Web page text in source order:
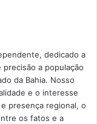
dedicado a
a população
da Bahia. Nosso
e o interesse
presença regional, o
os fatos e a